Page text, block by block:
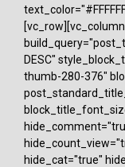
DESC"
thumb-280-376"
hide_cat="true"